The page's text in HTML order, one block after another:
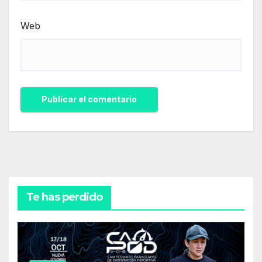
Web
Te has perdido